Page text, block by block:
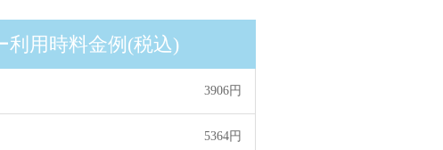
用時料金例(税込)
3906円
5364円